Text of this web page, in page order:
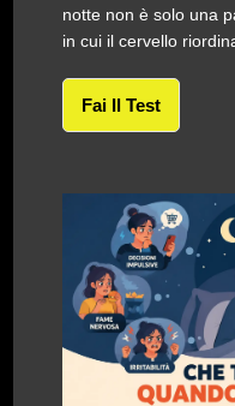
notte non è solo una
in cui il cervello
Fai Il Test